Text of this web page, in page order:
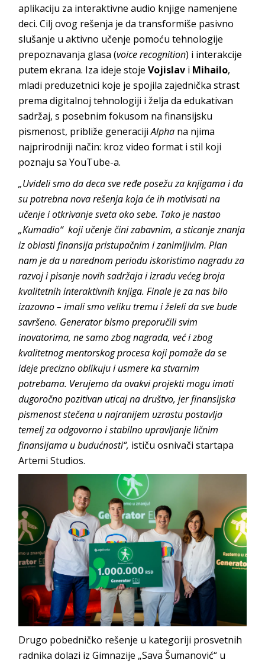
aplikaciju za interaktivne audio knjige namenjene
deci. Cilj ovog rešenja je da transformiše pasivno
slušanje u aktivno učenje pomoću tehnologije
prepoznavanja glasa (voice recognition) i interakcije
putem ekrana. Iza ideje stojeVojislav i Mihailo,
mladi preduzetnici koje je spojila zajednička strast
prema digitalnoj tehnologiji i želja da edukativan
sadržaj, s posebnim fokusom na finansijsku
pismenost, približe generacijiAlpha na njima
najprirodniji način: kroz video format i stil koji
poznaju sa YouTube-a.
„Uvideli smo da deca sve ređe posežu za knjigama i da
su potrebna nova rešenja koja će ih motivisati na
učenje i otkrivanje sveta oko sebe. Tako je nastao
„Kumadio“ koji učenje čini zabavnim, a sticanje znanja
iz oblasti finansija pristupačnim i zanimljivim. Plan
nam je da u narednom periodu iskoristimo nagradu za
razvoj i pisanje novih sadržaja i izradu većeg broja
kvalitetnih interaktivnih knjiga. Finale je za nas bilo
izazovno – imali smo veliku tremu i želeli da sve bude
savršeno. Generator bismo preporučili svim
inovatorima, ne samo zbog nagrada, već i zbog
kvalitetnog mentorskog procesa koji pomaže da se
ideje precizno oblikuju i usmere ka stvarnim
potrebama. Verujemo da ovakvi projekti mogu imati
dugoročno pozitivan uticaj na društvo, jer finansijska
pismenost stečena u najranijem uzrastu postavlja
temelj za odgovorno i stabilno upravljanje ličnim
finansijama u budućnosti“, ističu osnivači startapa
Artemi Studios.
Drugo pobedničko rešenje u kategoriji prosvetnih
radnika dolazi iz Gimnazije „Sava Šumanović“ u